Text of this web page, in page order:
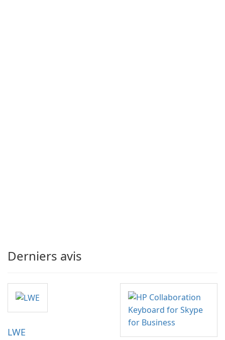
Derniers avis
LWE